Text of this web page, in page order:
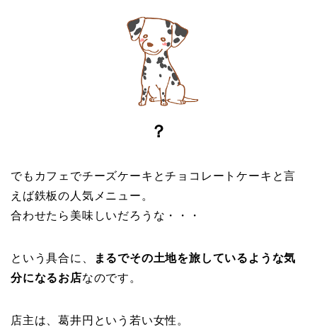
？
でもカフェでチーズケーキとチョコレートケーキと言
えば鉄板の人気メニュー。
合わせたら美味しいだろうな・・・
という具合に、
まるでその土地を旅しているような気
分になるお店なのです。
店主は、葛井円という若い女性。